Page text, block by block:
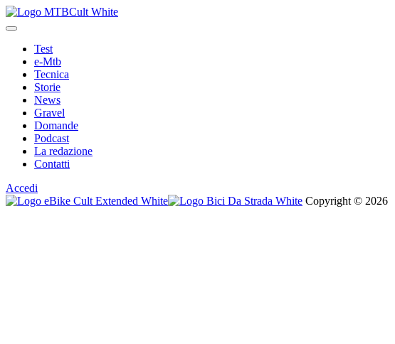
Test
e-Mtb
Tecnica
Storie
News
Gravel
Domande
Podcast
La redazione
Contatti
Accedi
Copyright © 2026